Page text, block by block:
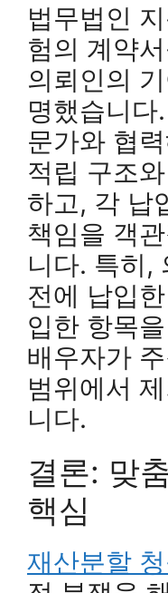
법무법인
험의 계약
의뢰인의
명했습니다
문가와 협
적립 구조
하고, 각 납
책임을 객
니다. 특히,
전에 납입
입한 항목
배우자가
범위에서
니다.
결론: 맞
핵심
재산분할